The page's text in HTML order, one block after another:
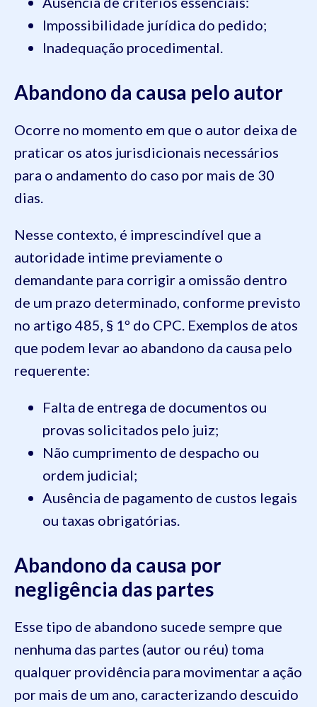
Impossibilidade jurídica do pedido;
Inadequação procedimental.
Abandono da causa pelo autor
Ocorre no momento em que o autor deixa de
praticar os atos jurisdicionais necessários
para o andamento do caso por mais de 30
dias.
Nesse contexto, é imprescindível que a
autoridade intime previamente o
demandante para corrigir a omissão dentro
de um prazo determinado, conforme previsto
no artigo 485, § 1º do CPC. Exemplos de atos
que podem levar ao abandono da causa pelo
requerente:
Falta de entrega de documentos ou
provas solicitados pelo juiz;
Não cumprimento de despacho ou
ordem judicial;
Ausência de pagamento de custos legais
ou taxas obrigatórias.
Abandono da causa por
negligência das partes
Esse tipo de abandono sucede sempre que
nenhuma das partes (autor ou réu) toma
qualquer providência para movimentar a ação
por mais de um ano, caracterizando descuido